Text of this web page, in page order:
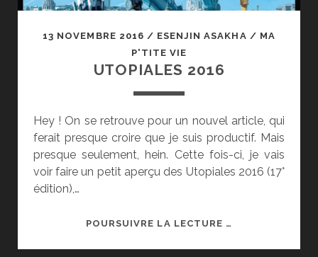
13 NOVEMBRE 2016 / ESENJIN ASAKHA / MA
P'TITE VIE
UTOPIALES 2016
Hey ! On se retrouve pour un nouvel article, qui
ferait presque croire que je suis productif. Mais
presque seulement, hein. Cette fois-ci, je vais
voir faire un petit aperçu des Utopiales 2016 (17°
édition),…
POURSUIVRE LA LECTURE …